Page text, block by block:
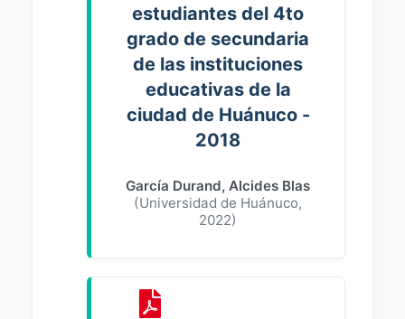
estudiantes del 4to
grado de secundaria
de las instituciones
educativas de la
ciudad de Huánuco -
2018
García Durand, Alcides Blas
(Universidad de Huánuco,
2022)